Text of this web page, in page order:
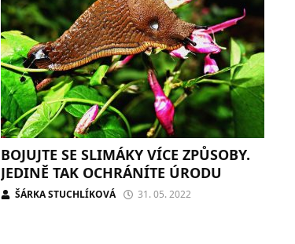
BOJUJTE SE SLIMÁKY VÍCE ZPŮSOBY.
JEDINĚ TAK OCHRÁNÍTE ÚRODU
ŠÁRKA STUCHLÍKOVÁ 31. 05. 2022